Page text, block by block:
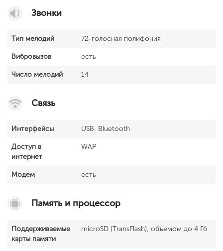
Звонки
Тип мелодий 72-голосная полифония
Вибровызов есть
Число мелодий 14
Связь
Интерфейсы USB, Bluetooth
Доступ в
интернет
WAP
Модем есть
Память и процессор
Поддерживаемые
карты памяти
microSD (TransFlash), объемом до 4 Гб